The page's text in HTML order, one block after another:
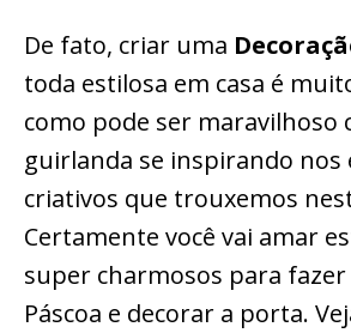
De fato, criar uma
toda estilosa em casa é
como pode ser maravilhoso
guirlanda se inspirando nos
criativos que trouxemos
Certamente você vai amar
super charmosos para
Páscoa e decorar a porta.